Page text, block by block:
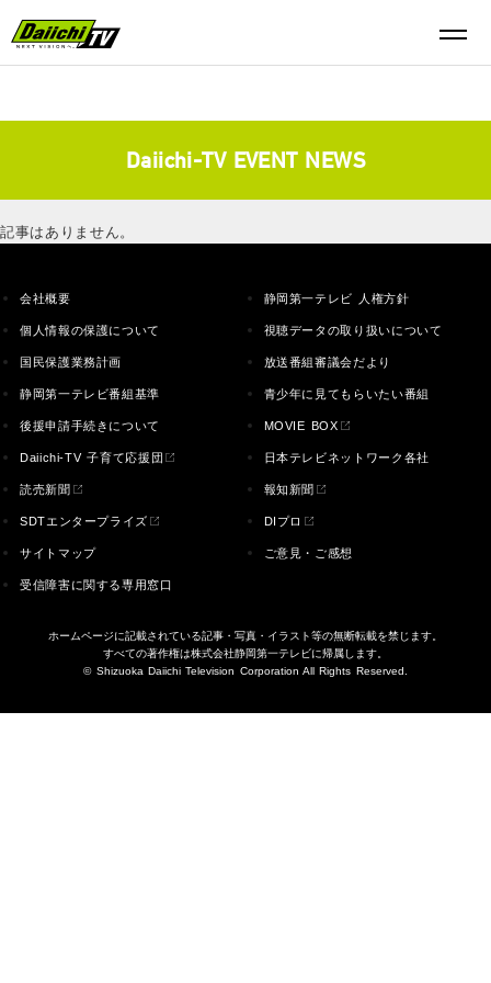
Daiichi-TV EVENT NEWS
記事はありません。
会社概要 静岡第一テレビ 人権方針
個人情報の保護について 視聴データの取り扱いについて
国民保護業務計画 放送番組審議会だより
静岡第一テレビ番組基準 青少年に見てもらいたい番組
後援申請手続きについて MOVIE BOX
Daiichi-TV 子育て応援団 日本テレビネットワーク各社
読売新聞 報知新聞
SDTエンタープライズ DIプロ
サイトマップ ご意見・ご感想
受信障害に関する専用窓口
ホームページに記載されている記事・写真・イラスト等の無断転載を禁じます。
すべての著作権は株式会社静岡第一テレビに帰属します。
© Shizuoka Daiichi Television Corporation All Rights Reserved.